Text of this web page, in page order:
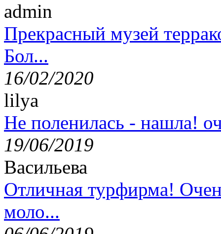
admin
Прекрасный музей
Бол...
16/02/2020
lilya
Не поленилась - нашла!
19/06/2019
Васильева
Отличная турфирма!
моло...